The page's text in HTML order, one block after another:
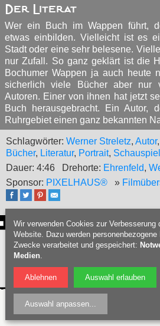
Der Literat
Wer ein Buch im Wappen führt,
etwas einbilden. Vielleicht ist es
Stadt oder eine sehr belesene.
nur Zufall. So ganz geklärt ist die
Bochumer Wappen ja auch heute
sicherlich viele Bücher aber nur
Autoren. Einer von ihnen hat jetzt
Buch herausgebracht. Ein Autor,
Ruhrgebiet einen ganz bekannten
Schlagwörter: Werner Streletz, Autor,
Bücher, Literatur, Portrait,
Dauer: 4:46
Drehorte: Ehrenfeld,
Sponsor: PIXELHAUS® »
Webdesign Bochum:
Filmproduktion Bochum | Fotograf Bochum
Wir verwenden Cookies zur Verbesserung
Website. Dazu werden
Zwecke verarbeitet und gespeichert:
Medien.
Ablehnen Auswahl erlauben
Auswahl anpassen...